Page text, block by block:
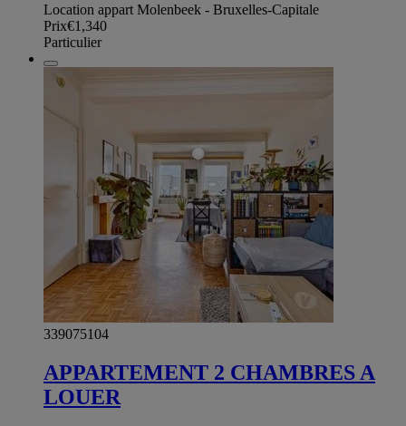
Location appart Molenbeek - Bruxelles-Capitale
Prix€1,340
Particulier
339075104
APPARTEMENT 2 CHAMBRES A
LOUER